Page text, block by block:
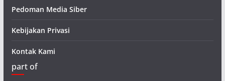
Pedoman Media Siber
Kebijakan Privasi
Kontak Kami
part of